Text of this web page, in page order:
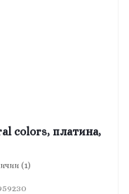
colors, платина,
(1)